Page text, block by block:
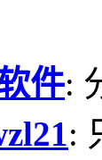
件:
: